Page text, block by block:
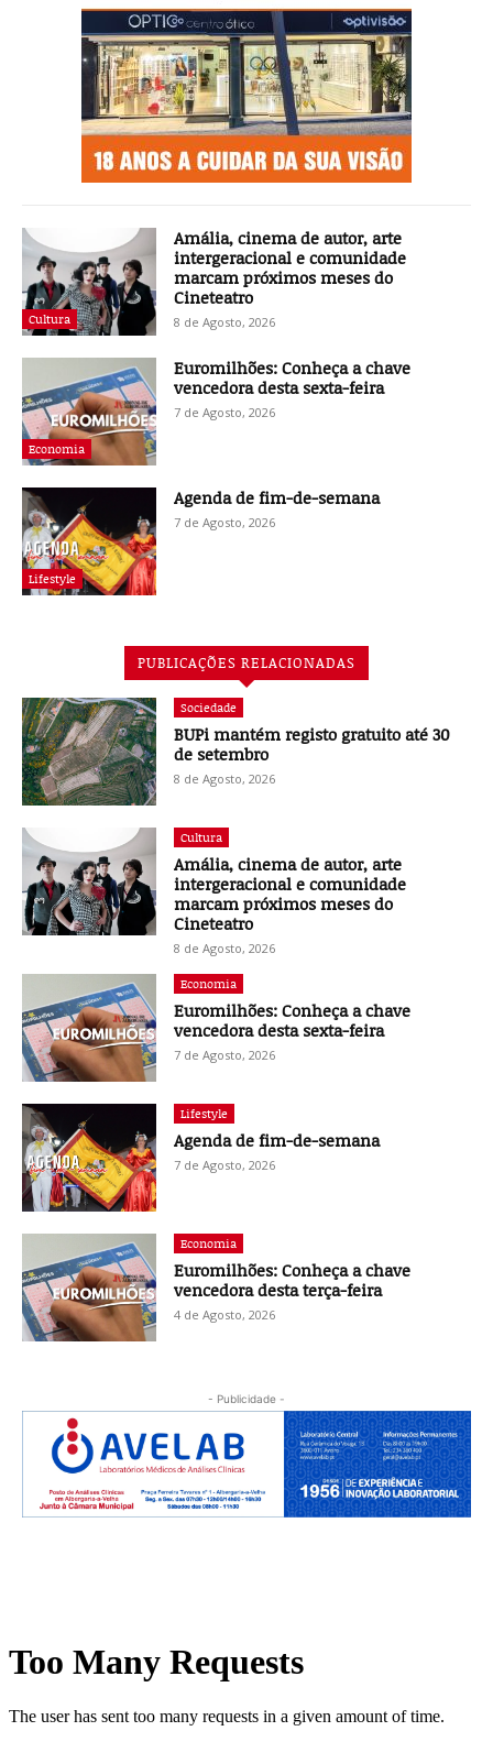
Cultura
Amália, cinema de autor, arte
intergeracional e comunidade
marcam próximos meses do
Cineteatro
8 de Agosto, 2026
Economia
Euromilhões: Conheça a chave
vencedora desta sexta-feira
7 de Agosto, 2026
Lifestyle
Agenda de fim-de-semana
7 de Agosto, 2026
PUBLICAÇÕES RELACIONADAS
Sociedade
BUPi mantém registo gratuito até 30
de setembro
8 de Agosto, 2026
Cultura
Amália, cinema de autor, arte
intergeracional e comunidade
marcam próximos meses do
Cineteatro
8 de Agosto, 2026
Economia
Euromilhões: Conheça a chave
vencedora desta sexta-feira
7 de Agosto, 2026
Lifestyle
Agenda de fim-de-semana
7 de Agosto, 2026
Economia
Euromilhões: Conheça a chave
vencedora desta terça-feira
4 de Agosto, 2026
- Publicidade -